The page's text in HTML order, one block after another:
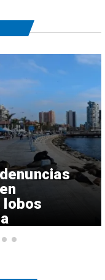
lobos